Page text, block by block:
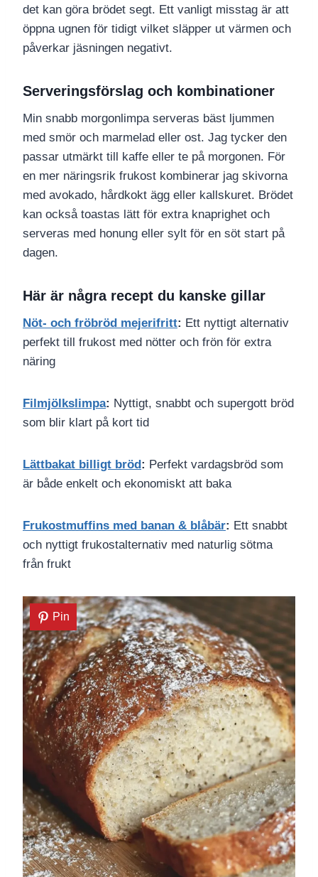
det kan göra brödet segt. Ett vanligt misstag är att
öppna ugnen för tidigt vilket släpper ut värmen och
påverkar jäsningen negativt.
Serveringsförslag och kombinationer
Min snabb morgonlimpa serveras bäst ljummen
med smör och marmelad eller ost. Jag tycker den
passar utmärkt till kaffe eller te på morgonen. För
en mer näringsrik frukost kombinerar jag skivorna
med avokado, hårdkokt ägg eller kallskuret. Brödet
kan också toastas lätt för extra knaprighet och
serveras med honung eller sylt för en söt start på
dagen.
Här är några recept du kanske gillar
Nöt- och fröbröd mejerifritt: Ett nyttigt alternativ
perfekt till frukost med nötter och frön för extra
näring
Filmjölkslimpa: Nyttigt, snabbt och supergott bröd
som blir klart på kort tid
Lättbakat billigt bröd: Perfekt vardagsbröd som
är både enkelt och ekonomiskt att baka
Frukostmuffins med banan & blåbär: Ett snabbt
och nyttigt frukostalternativ med naturlig sötma
från frukt
Pin